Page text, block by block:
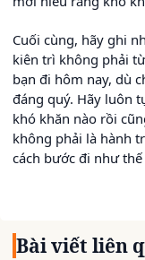
Cuối cùng, hãy ghi
kiên trì không phải
bạn đi hôm nay, dù
đáng quý. Hãy luôn
khó khăn nào rồi
không phải là hành
cách bước đi như
Bài viết liên